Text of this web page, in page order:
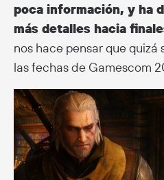
poca información, y ha
más detalles hacia
nos hace pensar que quizá
las fechas de Gamescom